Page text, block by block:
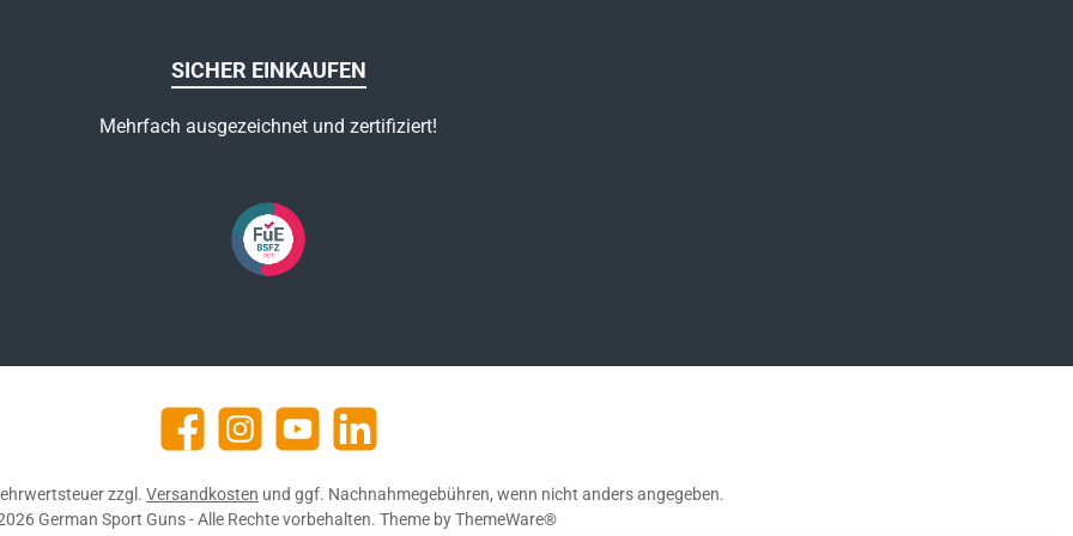
SICHER EINKAUFEN
Mehrfach ausgezeichnet und zertifiziert!
FacebookInstagramYouTube
zzgl. Versandkosten und ggf. Nachnahmegebühren, wenn nicht anders angegeben.
German Sport Guns - Alle Rechte vorbehalten. Theme byThemeWare®